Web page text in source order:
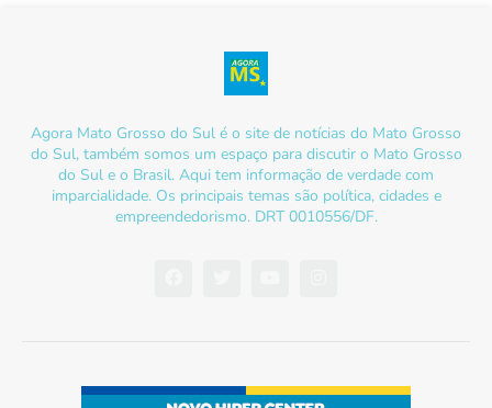
Agora Mato Grosso do Sul é o site de notícias do Mato Grosso
do Sul, também somos um espaço para discutir o Mato Grosso
do Sul e o Brasil. Aqui tem informação de verdade com
imparcialidade. Os principais temas são política, cidades e
empreendedorismo. DRT 0010556/DF.